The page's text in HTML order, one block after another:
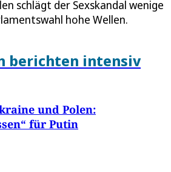
schlägt der Sexskandal wenige
hohe Wellen.
berichten intensiv
und Polen:
für Putin